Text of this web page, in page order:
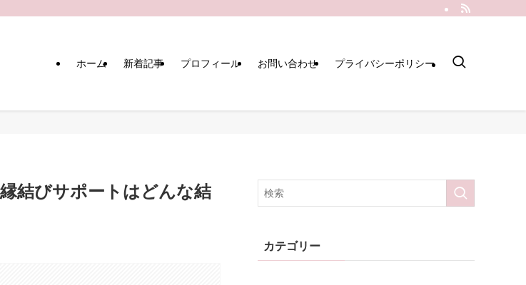
ホーム 新着記事 プロフィール お問い合わせ プライバシーポリシー
結びサポートはどんな結
カテゴリー